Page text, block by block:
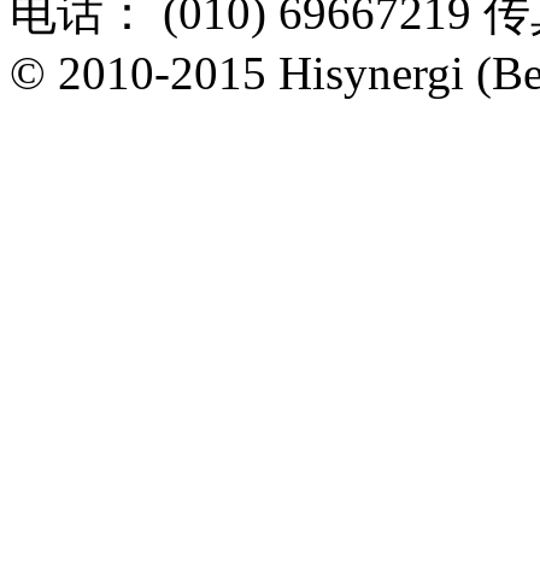
电话： (010) 69667219
© 2010-2015 Hisynergi